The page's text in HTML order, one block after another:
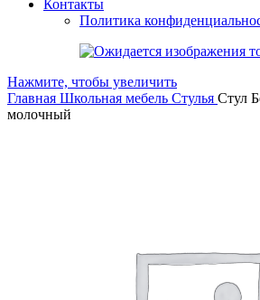
Контакты
Политика
Нажмите, чтобы увеличить
Главная Школьная мебель Стулья Стул
молочный